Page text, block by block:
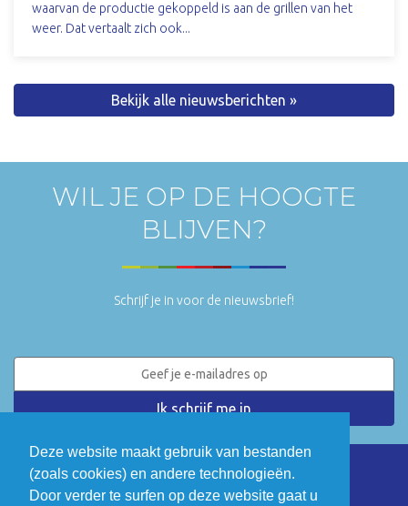
Deze website maakt gebruik van bestanden
(zoals cookies) en andere technologieën.
Door verder te surfen op deze website gaat u
waarvan de productie gekoppeld is aan de grillen van het
weer. Dat vertaalt zich ook...
Bekijk alle nieuwsberichten »
WIL JE OP DE HOOGTE
BLIJVEN?
Schrijf je in voor de nieuwsbrief!
LinkedIn Twitter